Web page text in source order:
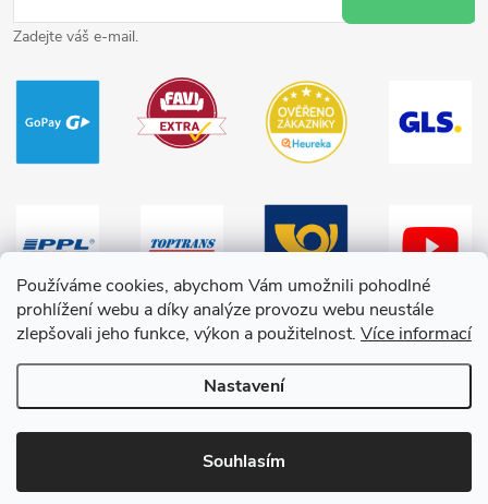
Používáme cookies, abychom Vám umožnili pohodlné
prohlížení webu a díky analýze provozu webu neustále
zlepšovali jeho funkce, výkon a použitelnost. Více informací
Nastavení
Souhlasím
Zadejte váš e-mail.
Vytvořil Shoptet